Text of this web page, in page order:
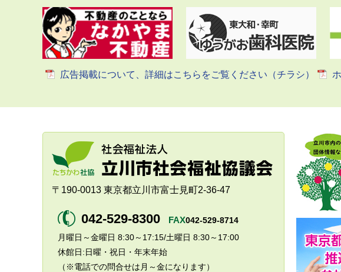
広告掲載について、詳細はこちらをご覧ください（チラシ）
〒190-0013 東京都立川市富士見町2-36-47
042-529-8300 FAX042-529-8714
月曜日～金曜日 8:30～17:15/土曜日 8:30～17:00
休館日:日曜・祝日・年末年始
（※電話での問合せは月～金になります）